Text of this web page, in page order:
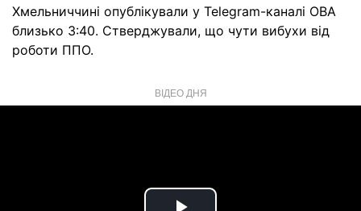
Хмельниччині опублікували у Telegram-каналі ОВА
близько 3:40. Стверджували, що чути вибухи від
роботи ППО.
ВІДЕО ДНЯ